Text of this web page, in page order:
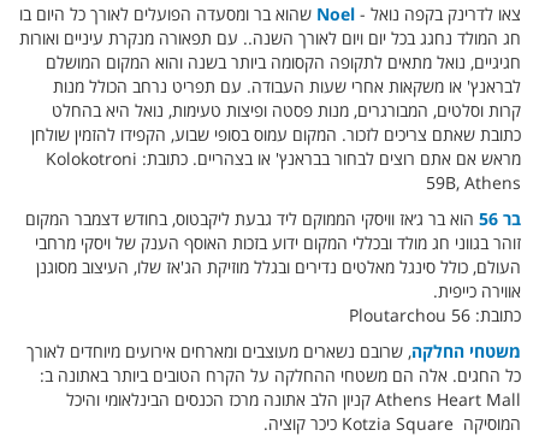
צאו לדרינק בקפה נואל -
שהוא בר ומסעדה הפועלים לאורך כל היום בו
חג המולד נחגג בכל יום ויום לאורך השנה.. עם תפאורה מנקרת עיניים ואורות
חגיגיים, נואל מתאים לתקופה הקסומה ביותר בשנה והוא המקום המושלם
לבראנץ' או משקאות אחרי שעות העבודה. עם תפריט נרחב הכולל מנות
קרות וסלטים, המבורגרים, מנות פסטה ופיצות טעימות, נואל היא בהחלט
כתובת שאתם צריכים לזכור. המקום עמוס בסופי שבוע, הקפידו להזמין שולחן
מראש אם אתם רוצים לבחור בבראנץ' או בצהריים. כתובת: Kolokotroni
59B, Athens
בר 56
הוא בר ג׳אז וויסקי הממוקם ליד גבעת ליקבטוס, בחודש דצמבר המקום
זוהר בגווני חג מולד ובכללי המקום ידוע בזכות האוסף הענק של ויסקי מרחבי
העולם, כולל סינגל מאלטים נדירים ובגלל מוזיקת ​​הג'אז שלו, העיצוב מסוגנן
אווירה כייפית.
כתובת: Ploutarchou 56
משטחי החלקה, שרובם נשארים מעוצבים ומארחים אירועים מיוחדים לאורך
כל החגים. אלה הם משטחי ההחלקה על הקרח הטובים ביותר באתונה ב:
Athens Heart Mall קניון הלב אתונה מרכז הכנסים הבינלאומי והיכל
המוסיקה Kotzia Square כיכר קוציה.